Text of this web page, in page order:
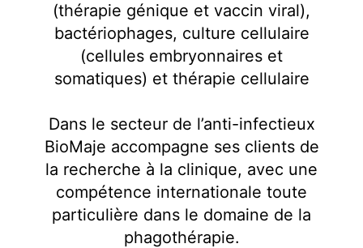
(thérapie génique et vaccin viral),
bactériophages, culture cellulaire
(cellules embryonnaires et
somatiques) et thérapie cellulaire
Dans le secteur de l’anti-infectieux
BioMaje accompagne ses clients de
la recherche à la clinique, avec une
compétence internationale toute
particulière dans le domaine de la
phagothérapie.